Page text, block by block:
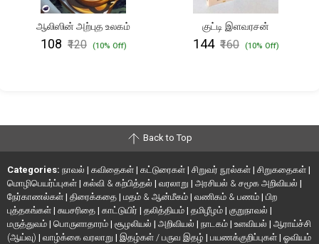
ஆலிஸின் அற்புத உலகம்
₹108 ₹120 (10% Off)
குட்டி இளவரசன்
₹144 ₹160 (10% Off)
Back to Top
Categories: நாவல் | கவிதைகள் | கட்டுரைகள் | சிறுவர் நூல்கள் | சிறுகதைகள் |
மொழிபெயர்ப்புகள் | கல்வி & கற்பித்தல் | வரலாறு | அரசியல் & சமூக அறிவியல் |
நேர்காணல்கள் | திரைக்கதை | மதம் & ஆன்மீகம் | வணிகம் & பணம் | பிற
புத்தகங்கள் | சுயசரிதை | காட்டுயிர் | தலித்தியம் | தமிழீழம் | குறுநாவல் |
மருத்துவம் | பொருளாதாரம் | சூழலியல் | அறிவியல் | நாடகம் | உளவியல் | ஆராய்ச்சி
(ஆய்வு) | வாழ்க்கை வரலாறு | இதழ்கள் / பருவ இதழ் | பயணக்குறிப்புகள் | ஓவியம்